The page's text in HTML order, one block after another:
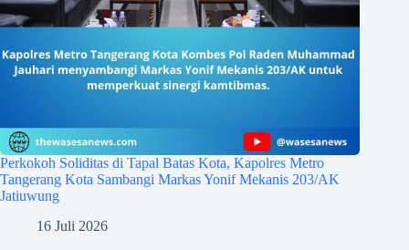
Perkokoh Soliditas di Tapal Batas Kota, Kapolres Metro
Tangerang Kota Sambangi Markas Yonif Mekanis 203/AK
Jatiuwung
16 Juli 2026